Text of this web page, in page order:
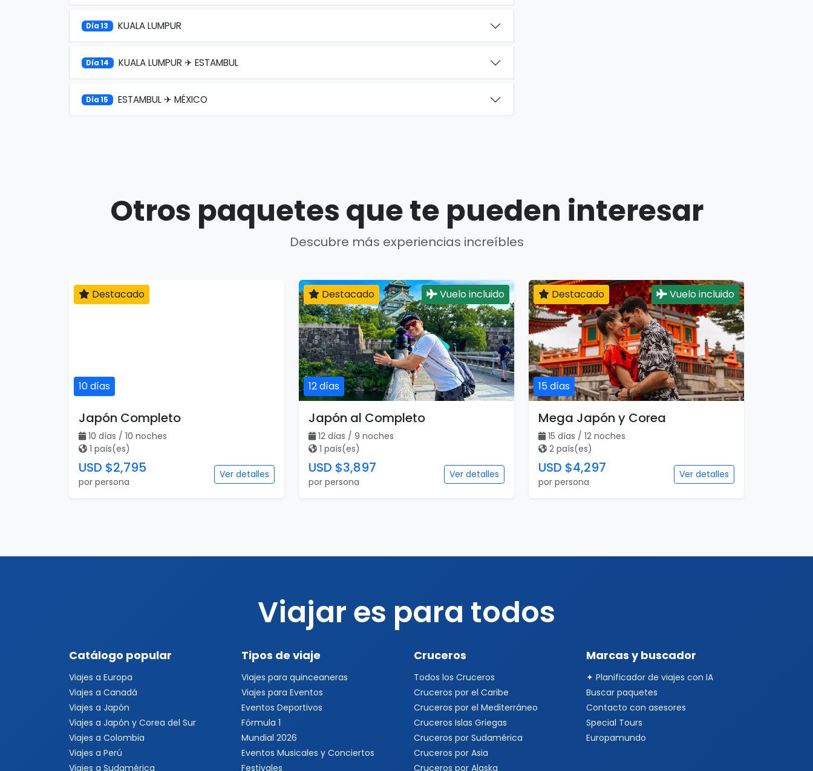
Día 13 KUALA LUMPUR
Día 14 KUALA LUMPUR ✈ ESTAMBUL
Día 15 ESTAMBUL ✈ MÉXICO
Otros paquetes que te pueden interesar
Descubre más experiencias increíbles
10 días
Destacado
Japón Completo
10 días / 10 noches
1 país(es)
USD $2,795
por persona
Ver detalles
12 días
Destacado Vuelo incluido
Japón al Completo
12 días / 9 noches
1 país(es)
USD $3,897
por persona
Ver detalles
15 días
Destacado Vuelo incluido
Mega Japón y Corea
15 días / 12 noches
2 país(es)
USD $4,297
por persona
Ver detalles
Viajar es para todos
Catálogo popular
Viajes a Europa
Viajes a Canadá
Viajes a Japón
Viajes a Japón y Corea del Sur
Viajes a Colombia
Viajes a Perú
Viajes a Sudamérica
Tipos de viaje
Viajes para quinceaneras
Viajes para Eventos
Eventos Deportivos
Fórmula 1
Mundial 2026
Eventos Musicales y Conciertos
Festivales
Cruceros
Todos los Cruceros
Cruceros por el Caribe
Cruceros por el Mediterráneo
Cruceros Islas Griegas
Cruceros por Sudamérica
Cruceros por Asia
Cruceros por Alaska
Marcas y buscador
✦ Planificador de viajes con IA
Buscar paquetes
Contacto con asesores
Special Tours
Europamundo